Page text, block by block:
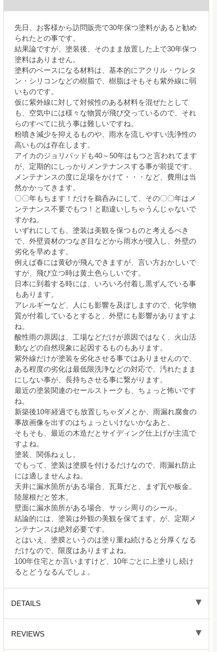
先日、お客様から訪問販売で30年保つ塗料があると勧め
られたとの事です。
結果論ですが、塗装後、そのまま放置した上で30年保つ
塗料はありません。
塗料のベースになる材料は、基本的にアクリル・ウレタ
ン・シリコンなどの樹脂で、樹脂はそもそも紫外線に弱
いものです。
仮に紫外線に対して対候性のある材料を混ぜたとして
も、空気中には様々な物質が飛び交っているので、それ
らのすべてに抗う事は難しいですね。
粉噴き減少を抑えるものや、雨水を流しやすい洗浄性の
高いものは存在します。
アイカのジョリパッドも40～50年はもつと言われてます
が、定期的にしっかりメンテナンスする事が前提です。
メンテナンスの度に足場をかけて・・・など、費用は当
然かかってきます。
〇〇年もちます！だけを鵜呑みにして、その〇〇年はメ
ンテナンス不要でもつ！と勘違いしちゃうんじゃないで
すかね。
いずれにしても、塗装は美観を保つものと考えるべき
で、外壁資材のつなぎ目などから雨水が侵入し、外壁の
劣化を早めます。
例えば春には黄砂が飛んできますが、言い方おかしいで
すが、飛び立つ時は黄土色らしいです。
日本に到着する時には、いろいろ付着し黒ずんでいる事
もあります。
アレルギーなど、人にも影響を及ぼしますので、化学物
質が付着しているとすると、外壁にも影響がありますよ
ね。
酸性雨の原因は、工場などだけが原因ではなく、火山活
動などの自然現象に起因するものもあります。
紫外線だけが塗装を劣化させる事ではありませんので、
ある程度の劣化は最低限洗浄などの対応で、汚れたまま
にしない事が、長持ちさせる事に繋がります。
最近の塗装関連のセールストークも、ちょっと怖いです
ね。
新築後10年経過でも放置しちゃダメとか、雨漏れ腐食の
事故画像を出すのはちょっといけないかなあと。
そもそも、最近の木造だとサイディング仕上げが主流で
すよね。
塗装、関係ねぇし。
でもって、塗装は塗膜を付けるだけなので、雨漏れ防止
には適しませんよね。
天井に漏水箇所がある場合、瓦葺だと、まず瓦や板金。
陸屋根だと笠木。
壁面に漏水箇所がある場合、サッシ周りのシール。
結論的には、塗装は外観の美観を保てます。が、定期メ
ンテナンスは絶対必要です。
とはいえ、塗膜というのは塗り重ね続けると分厚くなる
だけなので、限度はありますよね。
100年住宅とか言いますけど、10年ごとに上塗りし続け
るとどうなるんでしょ。
DETAILS
REVIEWS